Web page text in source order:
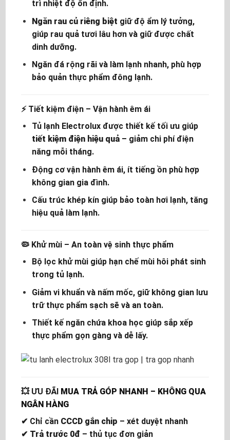
trì nhiệt độ ổn định.
Ngăn rau củ riêng biệt giữ độ ẩm lý tưởng,
giúp rau quả tươi lâu hơn và giữ được chất
dinh dưỡng.
Ngăn đá rộng rãi và làm lạnh nhanh, phù hợp
bảo quản thực phẩm đông lạnh.
⚡ Tiết kiệm điện – Vận hành êm ái
Tủ lạnh Electrolux được thiết kế tối ưu giúp
tiết kiệm điện hiệu quả– giảm chi phí điện
năng mỗi tháng.
Động cơ vận hành êm ái, ít tiếng ồn phù hợp
không gian gia đình.
Cấu trúc khép kín giúp bảo toàn hơi lạnh, tăng
hiệu quả làm lạnh.
🦠 Khử mùi – An toàn vệ sinh thực phẩm
Bộ lọc khử mùi giúp hạn chế mùi hôi phát sinh
trong tủ lạnh.
Giảm vi khuẩn và nấm mốc, giữ không gian lưu
trữ thực phẩm sạch sẽ và an toàn.
Thiết kế ngăn chứa khoa học giúp sắp xếp
thực phẩm gọn gàng và dễ lấy.
💥 ƯU ĐÃI MUA TRẢ GÓP NHANH – KHÔNG QUA
NGÂN HÀNG
✔ Chỉ cần CCCD gắn chip – xét duyệt nhanh
✔ Trả trước 0đ – thủ tục đơn giản